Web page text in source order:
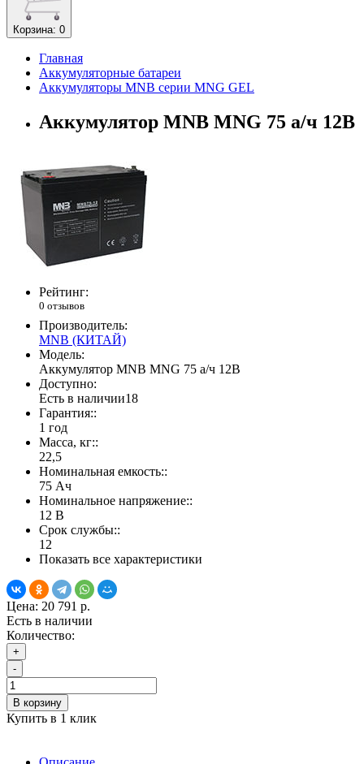
Корзина: 0
Главная
Аккумуляторные батареи
Аккумуляторы MNB серии MNG GEL
Аккумулятор MNB MNG 75 а/ч 12В
Рейтинг:
0 отзывов
Производитель:
MNB (КИТАЙ)
Модель:
Аккумулятор MNB MNG 75 а/ч 12В
Доступно:
Есть в наличии18
Гарантия::
1 год
Масса, кг::
22,5
Номинальная емкость::
75 Ач
Номинальное напряжение::
12 В
Срок службы::
12
Показать все характеристики
Цена: 20 791 р.
Есть в наличии
Количество:
+
-
В корзину
Купить в 1 клик